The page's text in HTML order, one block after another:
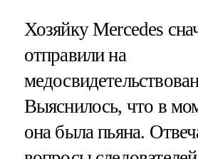
Хозяйку Mercedes
отправили на
Выяснилось, что в
она была пьяна.